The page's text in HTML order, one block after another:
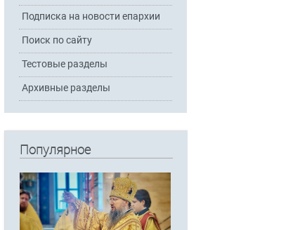
Подписка на новости епархии
Поиск по сайту
Тестовые разделы
Архивные разделы
Популярное